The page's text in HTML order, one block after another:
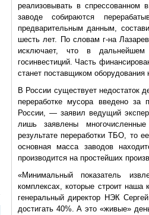
реализовывать в
заводе собираются
предварительным данным,
шесть лет. По словам г-на
исключает, что в
госинвестиций. Часть
станет поставщиком
В России существует недостаток
переработке мусора введено
России, — заявил ведущий
лишь заявлены
результате переработки ТБО, то
основная масса заводов
производится на простейших
«Минимальный показатель
комплексах, которые строит
генеральный директор НЭК
достигать 40%. А это «живые»